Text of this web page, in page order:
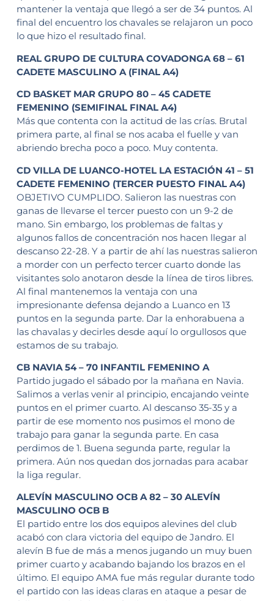
mantener la ventaja que llegó a ser de 34 puntos. Al
final del encuentro los chavales se relajaron un poco
lo que hizo el resultado final.
REAL GRUPO DE CULTURA COVADONGA 68 – 61
CADETE MASCULINO A (FINAL A4)
CD BASKET MAR GRUPO 80 – 45 CADETE
FEMENINO (SEMIFINAL FINAL A4)
Más que contenta con la actitud de las crías. Brutal
primera parte, al final se nos acaba el fuelle y van
abriendo brecha poco a poco. Muy contenta.
CD VILLA DE LUANCO-HOTEL LA ESTACIÓN 41 – 51
CADETE FEMENINO (TERCER PUESTO FINAL A4)
OBJETIVO CUMPLIDO. Salieron las nuestras con
ganas de llevarse el tercer puesto con un 9-2 de
mano. Sin embargo, los problemas de faltas y
algunos fallos de concentración nos hacen llegar al
descanso 22-28. Y a partir de ahí las nuestras salieron
a morder con un perfecto tercer cuarto donde las
visitantes solo anotaron desde la línea de tiros libres.
Al final mantenemos la ventaja con una
impresionante defensa dejando a Luanco en 13
puntos en la segunda parte. Dar la enhorabuena a
las chavalas y decirles desde aquí lo orgullosos que
estamos de su trabajo.
CB NAVIA 54 – 70 INFANTIL FEMENINO A
Partido jugado el sábado por la mañana en Navia.
Salimos a verlas venir al principio, encajando veinte
puntos en el primer cuarto. Al descanso 35-35 y a
partir de ese momento nos pusimos el mono de
trabajo para ganar la segunda parte. En casa
perdimos de 1. Buena segunda parte, regular la
primera. Aún nos quedan dos jornadas para acabar
la liga regular.
ALEVÍN MASCULINO OCB A 82 – 30 ALEVÍN
MASCULINO OCB B
El partido entre los dos equipos alevines del club
acabó con clara victoria del equipo de Jandro. El
alevín B fue de más a menos jugando un muy buen
primer cuarto y acabando bajando los brazos en el
último. El equipo AMA fue más regular durante todo
el partido con las ideas claras en ataque a pesar de